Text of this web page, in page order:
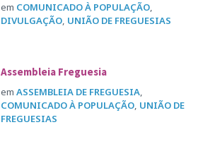
em COMUNICADO À POPULAÇÃO,
DIVULGAÇÃO, UNIÃO DE FREGUESIAS
Assembleia Freguesia
em ASSEMBLEIA DE FREGUESIA,
COMUNICADO À POPULAÇÃO, UNIÃO DE
FREGUESIAS